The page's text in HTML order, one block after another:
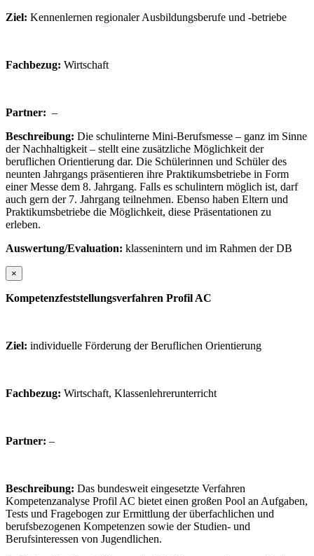
Ziel: Kennenlernen regionaler Ausbildungsberufe und -betriebe
Fachbezug: Wirtschaft
Partner: –
Beschreibung: Die schulinterne Mini-Berufsmesse – ganz im Sinne
der Nachhaltigkeit – stellt eine zusätzliche Möglichkeit der
beruflichen Orientierung dar. Die Schülerinnen und Schüler des
neunten Jahrgangs präsentieren ihre Praktikumsbetriebe in Form
einer Messe dem 8. Jahrgang. Falls es schulintern möglich ist, darf
auch gern der 7. Jahrgang teilnehmen. Ebenso haben Eltern und
Praktikumsbetriebe die Möglichkeit, diese Präsentationen zu
erleben.
Auswertung/Evaluation: klassenintern und im Rahmen der DB
×
Kompetenzfeststellungsverfahren Profil AC
Ziel: individuelle Förderung der Beruflichen Orientierung
Fachbezug: Wirtschaft, Klassenlehrerunterricht
Partner: –
Beschreibung: Das bundesweit eingesetzte Verfahren
Kompetenzanalyse Profil AC bietet einen großen Pool an Aufgaben,
Tests und Fragebogen zur Ermittlung der überfachlichen und
berufsbezogenen Kompetenzen sowie der Studien- und
Berufsinteressen von Jugendlichen.